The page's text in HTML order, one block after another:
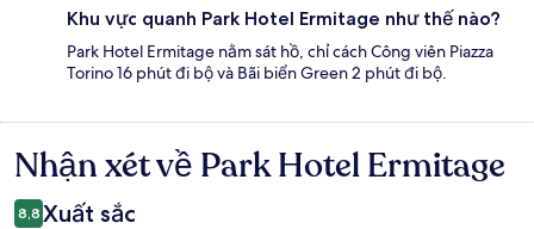
Khu vực quanh Park Hotel Ermitage như thế nào?
Park Hotel Ermitage nằm sát hồ, chỉ cách Công viên Piazza
Torino 16 phút đi bộ và Bãi biển Green 2 phút đi bộ.
Nhận
xét
Nhận xét về Park Hotel Ermitage
8,8 Xuất sắc